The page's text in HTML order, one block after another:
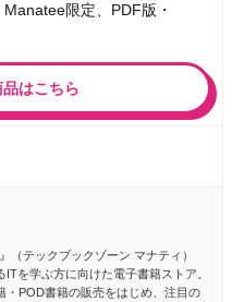
Manatee限定、PDF版・
はこちら
（テックブックゾーン マナティ）
を学ぶ方に向けた電子書籍ストア。
・POD書籍の販売をはじめ、注目の